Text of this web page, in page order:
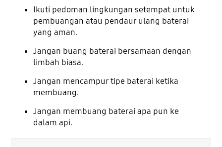
Ikuti pedoman lingkungan setempat untuk
pembuangan atau pendaur ulang baterai
yang aman.
Jangan buang baterai bersamaan dengan
limbah biasa.
Jangan mencampur tipe baterai ketika
membuang.
Jangan membuang baterai apa pun ke
dalam api.